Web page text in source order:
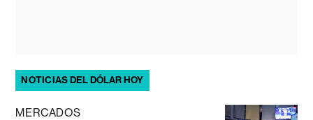
NOTICIAS DEL DÓLAR HOY
MERCADOS